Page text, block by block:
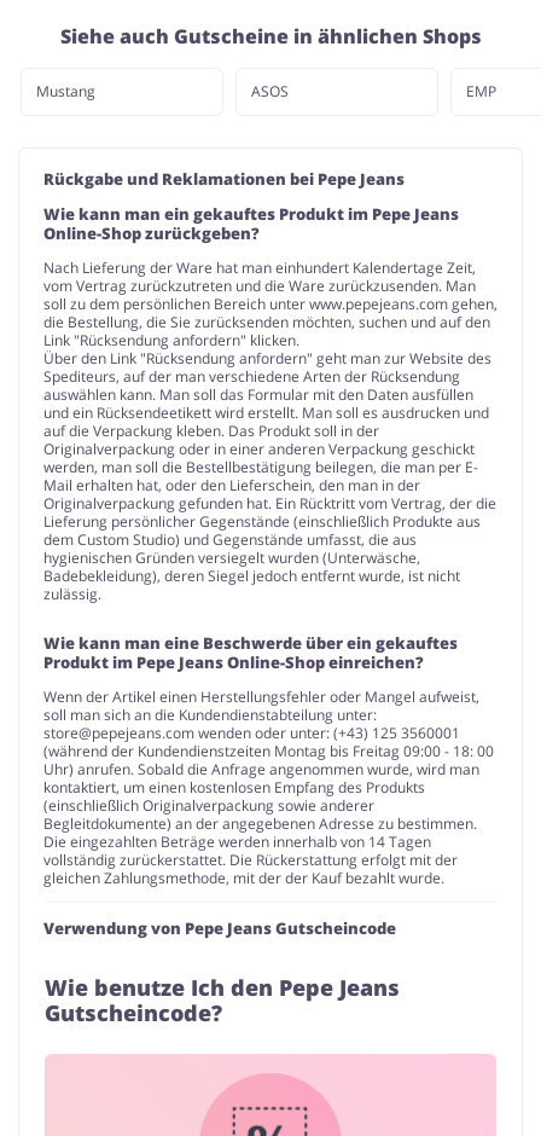
Siehe auch Gutscheine in ähnlichen Shops
Mustang ASOS EMP
Rückgabe und Reklamationen bei Pepe Jeans
Wie kann man ein gekauftes Produkt im Pepe Jeans
Online-Shop zurückgeben?
Nach Lieferung der Ware hat man einhundert Kalendertage Zeit,
vom Vertrag zurückzutreten und die Ware zurückzusenden. Man
soll zu dem persönlichen Bereich unter www.pepejeans.com gehen,
die Bestellung, die Sie zurücksenden möchten, suchen und auf den
Link "Rücksendung anfordern" klicken.
Über den Link "Rücksendung anfordern" geht man zur Website des
Spediteurs, auf der man verschiedene Arten der Rücksendung
auswählen kann. Man soll das Formular mit den Daten ausfüllen
und ein Rücksendeetikett wird erstellt. Man soll es ausdrucken und
auf die Verpackung kleben. Das Produkt soll in der
Originalverpackung oder in einer anderen Verpackung geschickt
werden, man soll die Bestellbestätigung beilegen, die man per E-
Mail erhalten hat, oder den Lieferschein, den man in der
Originalverpackung gefunden hat. Ein Rücktritt vom Vertrag, der die
Lieferung persönlicher Gegenstände (einschließlich Produkte aus
dem Custom Studio) und Gegenstände umfasst, die aus
hygienischen Gründen versiegelt wurden (Unterwäsche,
Badebekleidung), deren Siegel jedoch entfernt wurde, ist nicht
zulässig.
Wie kann man eine Beschwerde über ein gekauftes
Produkt im Pepe Jeans Online-Shop einreichen?
Wenn der Artikel einen Herstellungsfehler oder Mangel aufweist,
soll man sich an die Kundendienstabteilung unter:
store@pepejeans.comwenden oder unter: (+43) 125 3560001
(während der Kundendienstzeiten Montag bis Freitag 09:00 - 18: 00
Uhr) anrufen. Sobald die Anfrage angenommen wurde, wird man
kontaktiert, um einen kostenlosen Empfang des Produkts
(einschließlich Originalverpackung sowie anderer
Begleitdokumente) an der angegebenen Adresse zu bestimmen.
Die eingezahlten Beträge werden innerhalb von 14 Tagen
vollständig zurückerstattet. Die Rückerstattung erfolgt mit der
gleichen Zahlungsmethode, mit der der Kauf bezahlt wurde.
Verwendung von Pepe Jeans Gutscheincode
Wie benutze Ich den Pepe Jeans
Gutscheincode?